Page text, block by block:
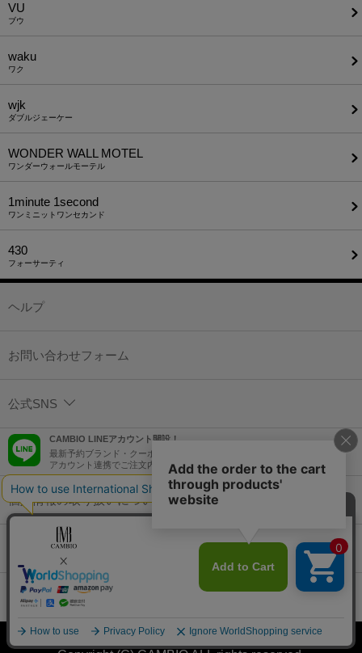
VU
ブウ
waku
ワク
wjk
ダブルジェーケー
WONDER WALL MOTEL
ワンダーウォールモーテル
1minute​ 1second
ワンミニットワンセカンド
430
フォーサーティ
ヘルプ
お問い合わせフォーム
公式SNS
CAMBIO LINEアカウント開設！
最新予約ブランド・クーポン情報などを配信！
アカウント連携でご注文内容をLINEでも確認可能！
個人情報の取り扱いについて
特定商取引法に基づく表示
コーポレートサイト